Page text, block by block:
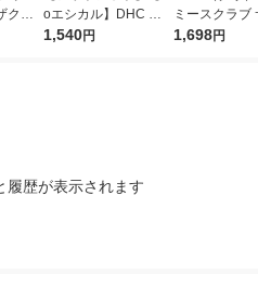
クロ
ユ
oエシカル】DHC バ
ンビーナ スリムレッ
1,540円
ミースクラブ
＆ムスク
1,698円
履歴が表示されます